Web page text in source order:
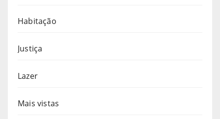
Habitação
Justiça
Lazer
Mais vistas